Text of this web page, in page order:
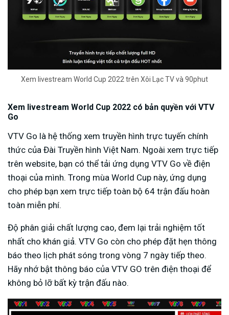
Xem livestream World Cup 2022 trên Xôi Lạc TV và 90phut
Xem livestream World Cup 2022 có bản quyền với VTV
Go
VTV Go là hệ thống xem truyền hình trực tuyến chính
thức của Đài Truyền hình Việt Nam. Ngoài xem trực tiếp
trên website, bạn có thể tải ứng dụng VTV Go về điện
thoại của mình. Trong mùa World Cup này, ứng dụng
cho phép bạn xem trực tiếp toàn bộ 64 trận đấu hoàn
toàn miễn phí.
Độ phân giải chất lượng cao, đem lại trải nghiệm tốt
nhất cho khán giả. VTV Go còn cho phép đặt hẹn thông
báo theo lịch phát sóng trong vòng 7 ngày tiếp theo.
Hãy nhớ bật thông báo của VTV GO trên điện thoại để
không bỏ lỡ bất kỳ trận đấu nào.